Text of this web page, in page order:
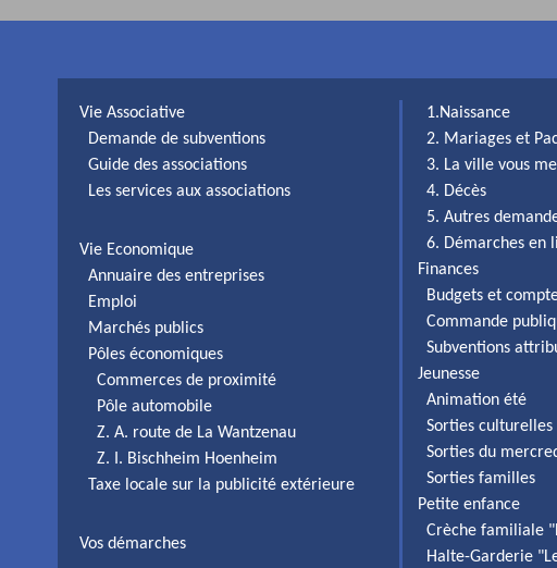
Vie Associative
Demande de subventions
Guide des associations
Les services aux associations
Vie Economique
Annuaire des entreprises
Emploi
Marchés publics
Pôles économiques
Commerces de proximité
Pôle automobile
Z. A. route de La Wantzenau
Z. I. Bischheim Hoenheim
Taxe locale sur la publicité extérieure
Vos démarches
1.Naissance
2. Mariages et
3. La ville vous
4. Décès
5. Autres
6. Démarches en
Finances
Budgets et
Commande
Subventions
Jeunesse
Animation été
Sorties culturelles
Sorties du
Sorties familles
Petite enfance
Crèche familiale
Halte-Garderie